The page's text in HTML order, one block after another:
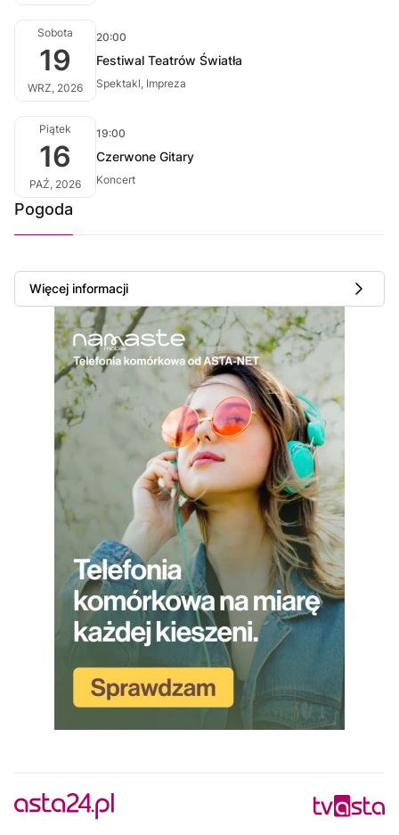
Sobota
19
WRZ, 2026
20:00
Festiwal Teatrów Światła
Spektakl, Impreza
Piątek
16
PAŹ, 2026
19:00
Czerwone Gitary
Koncert
Pogoda
Więcej informacji